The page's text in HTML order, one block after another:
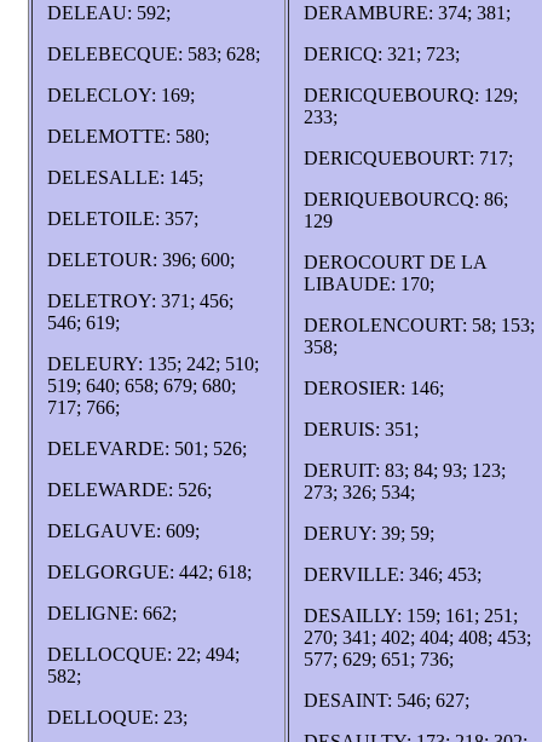
DELEAU: 592;
DELEBECQUE: 583; 628;
DELECLOY: 169;
DELEMOTTE: 580;
DELESALLE: 145;
DELETOILE: 357;
DELETOUR: 396; 600;
DELETROY: 371; 456;
546; 619;
DELEURY: 135; 242; 510;
519; 640; 658; 679; 680;
717; 766;
DELEVARDE: 501; 526;
DELEWARDE: 526;
DELGAUVE: 609;
DELGORGUE: 442; 618;
DELIGNE: 662;
DELLOCQUE: 22; 494;
582;
DELLOQUE: 23;
DERAMBURE: 374; 381;
DERICQ: 321; 723;
DERICQUEBOURQ: 129;
233;
DERICQUEBOURT: 717;
DERIQUEBOURCQ: 86;
129
DEROCOURT DE LA
LIBAUDE: 170;
DEROLENCOURT: 58; 153;
358;
DEROSIER: 146;
DERUIS: 351;
DERUIT: 83; 84; 93; 123;
273; 326; 534;
DERUY: 39; 59;
DERVILLE: 346; 453;
DESAILLY: 159; 161; 251;
270; 341; 402; 404; 408; 453;
577; 629; 651; 736;
DESAINT: 546; 627;